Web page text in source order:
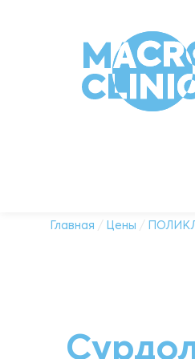
Главная / Цены /